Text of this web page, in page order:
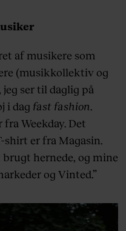
af musikere som
(musikkollektiv og
jeg ser til daglig på
i dag fast fashion.
Weekday. Det
shirt er fra Magasin.
hernede, og mine
og Vinted.”